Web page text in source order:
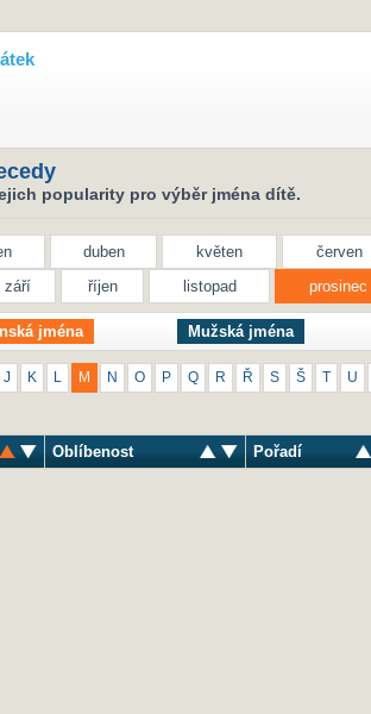
popularity pro výběr jména dítě.
duben květen
červen
září říjen listopad prosinec
jména Mužská jména
J K M N O P Q R Ř S Š U
Oblíbenost Pořadí